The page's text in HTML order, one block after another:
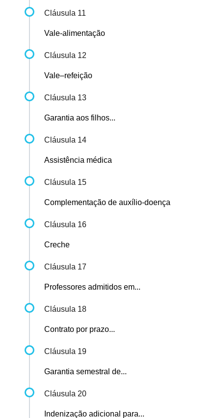
Cláusula 11
Vale-alimentação
Cláusula 12
Vale–refeição
Cláusula 13
Garantia aos filhos...
Cláusula 14
Assistência médica
Cláusula 15
Complementação de auxílio-doença
Cláusula 16
Creche
Cláusula 17
Professores admitidos em...
Cláusula 18
Contrato por prazo...
Cláusula 19
Garantia semestral de...
Cláusula 20
Indenização adicional para...